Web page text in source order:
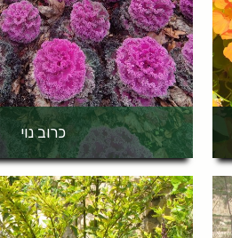
כרוב נוי